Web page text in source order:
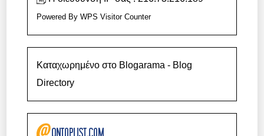
Powered ByWPS Visitor Counter
Καταχωρημένο στο Blogarama - Blog
Directory